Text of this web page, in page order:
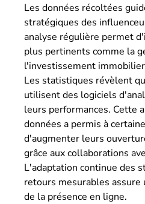
Les données récoltées
stratégiques des
analyse régulière permet
plus pertinents comme la
l'investissement
Les statistiques révèlent
utilisent des logiciels
leurs performances. Cette
données a permis à
d'augmenter leurs
grâce aux collaborations
L'adaptation continue des
retours mesurables assure
de la présence en ligne.